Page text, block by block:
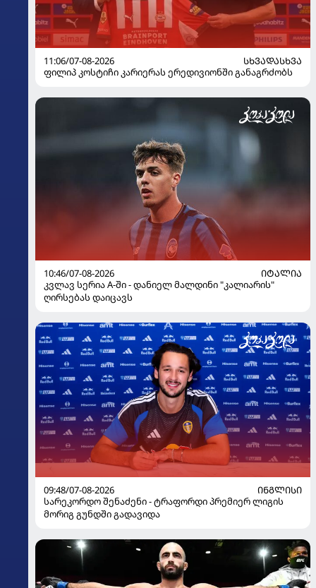
11:06/07-08-2026
ᲡᲮᲕᲐᲓᲐᲡᲮᲕᲐ
ფილიპ კოსტიჩი კარიერას ერედივიონში განაგრძობს
10:46/07-08-2026
ᲘᲢᲐᲚᲘᲐ
კვლავ სერია A-ში - დანიელ მალდინი "კალიარის"
ღირსებას დაიცავს
09:48/07-08-2026
ᲘᲜᲒᲚᲘᲡᲘ
სარეკორდო შენაძენი - ტრაფორდი პრემიერ ლიგის
მორიგ გუნდში გადავიდა